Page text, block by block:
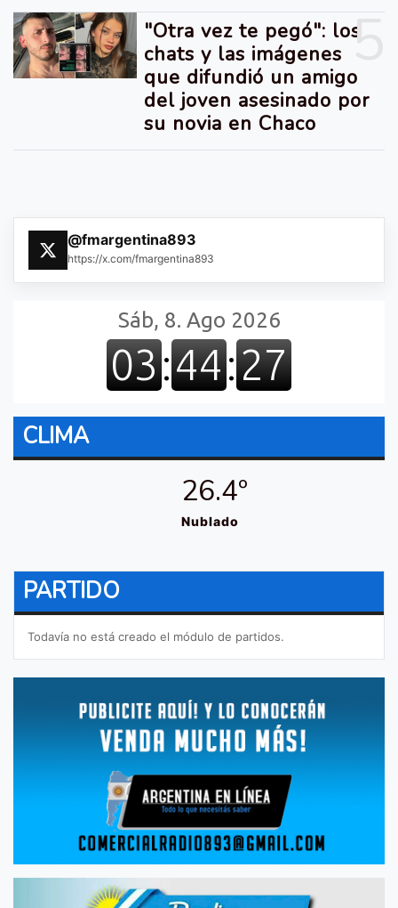
5
"Otra vez te pegó": los
chats y las imágenes
que difundió un amigo
del joven asesinado por
su novia en Chaco
@fmargentina893
https://x.com/fmargentina893
CLIMA
26.4º
Nublado
PARTIDO
Todavía no está creado el módulo de partidos.